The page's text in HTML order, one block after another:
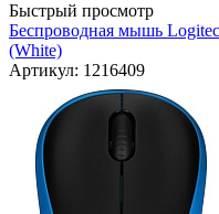
Быстрый просмотр
Беспроводная мышь
(White)
Артикул: 1216409